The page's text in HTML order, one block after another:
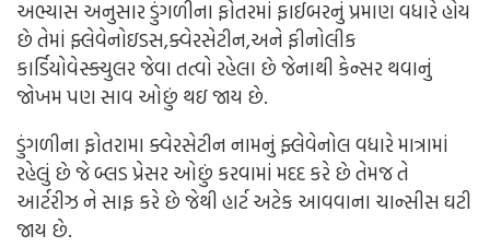
અભ્યાસ અનુસાર ડુંગળીના ફોતરમાં ફાઈબરનું પ્રમાણ વધારે હોય
છે તેમાં ફ્લેવેનોઇડસ,ક્વેરસેટીન,અને ફીનોલીક
કાર્ડિયોવેસ્ક્યુલર જેવા તત્વો રહેલા છે જેનાથી કેન્સર થવાનું
જોખમ પણ સાવ ઓછું થઇ જાય છે.
ડુંગળીના ફોતરામા ક્વેરસેટીન નામનું ફ્લેવેનોલ વધારે માત્રામાં
રહેલું છે જે બ્લડ પ્રેસર ઓછું કરવામાં મદદ કરે છે તેમજ તે
આર્ટરીઝ ને સાફ કરે છે જેથી હાર્ટ અટેક આવવાના ચાન્સીસ ઘટી
જાય છે.